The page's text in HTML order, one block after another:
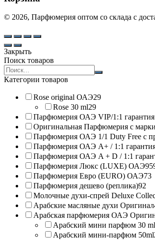
© 2026, Парфюмерия оптом со склада с
Закрыть
Поиск товаров
Search
products:
Категории товаров
Rose original ОАЭ29
Rose 30 ml29
Парфюмерия ОАЭ VIP/1:1 гарантия
Оригинальная Парфюмерия с
Парфюмерия ОАЭ 1/1 Duty Free с
Парфюмерия ОАЭ A+ / 1:1 гарантия
Парфюмерия ОАЭ A + D / 1:1
Парфюмерия Люкс (LUXE) ОАЭ
Парфюмерия Евро (EURO) ОАЭ73
Парфюмерия дешево (реплика)92
Молочные духи-спрей Deluxe
Арабские масляные духи Оригинал
Арабская парфюмерия ОАЭ
Арабский мини парфюм 30 ml
Арабский мини-парфюм 50ml